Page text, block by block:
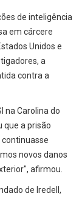
de inteligência
em cárcere
Unidos e
a
contra a
na Carolina do
que a prisão
novos danos
afirmou.
de Iredell,